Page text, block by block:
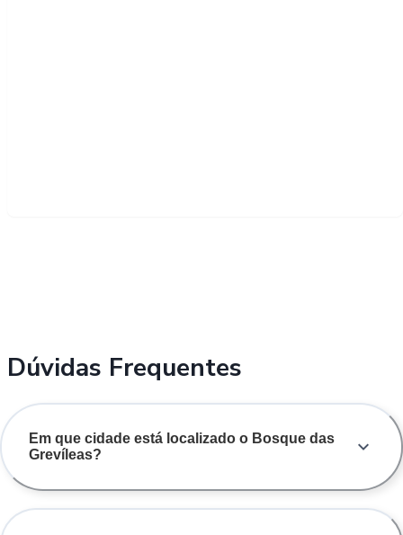
Dúvidas Frequentes
Em que cidade está localizado o Bosque das
Grevíleas?